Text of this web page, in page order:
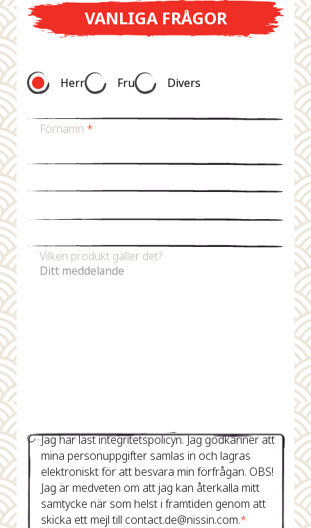
VANLIGA FRÅGOR
Herr Fru Divers
Förnamn *
Vilken produkt gäller det?
Jag har läst integritetspolicyn. Jag godkänner att
mina personuppgifter samlas in och lagras
elektroniskt för att besvara min förfrågan. OBS!
Jag är medveten om att jag kan återkalla mitt
samtycke när som helst i framtiden genom att
skicka ett mejl till contact.de@nissin.com.*